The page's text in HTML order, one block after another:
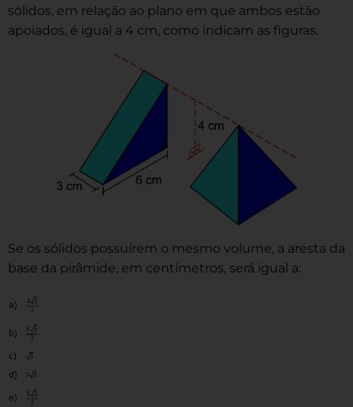
sólidos, em relação ao plano em que ambos estão
apoiados, é igual a 4 cm, como indicam as figuras.
Se os sólidos possuírem o mesmo volume, a aresta da
base da pirâmide, em centímetros, será igual a: